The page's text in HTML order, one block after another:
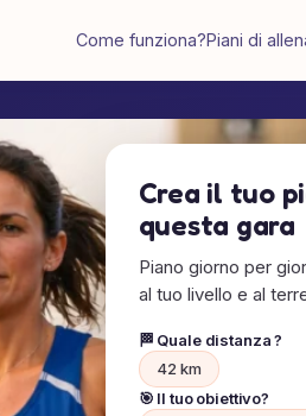
Come funziona?Piani di
Crea il tuo
questa gara
Piano giorno per
al tuo livello e al
🏁 Quale distanza ?
42 km
🎯 Il tuo obiettivo?